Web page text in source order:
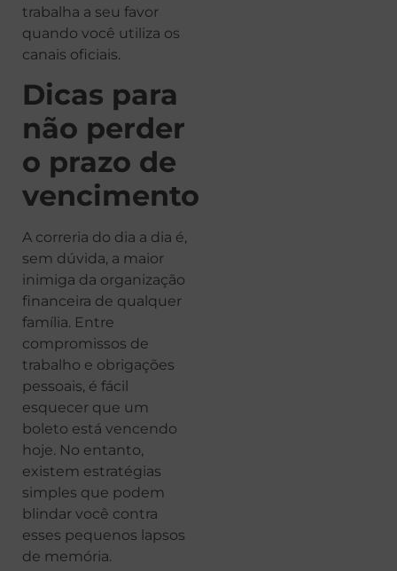
trabalha a seu favor
quando você utiliza os
canais oficiais.
Dicas para
não perder
o prazo de
vencimento
A correria do dia a dia é,
sem dúvida, a maior
inimiga da organização
financeira de qualquer
família. Entre
compromissos de
trabalho e obrigações
pessoais, é fácil
esquecer que um
boleto está vencendo
hoje. No entanto,
existem estratégias
simples que podem
blindar você contra
esses pequenos lapsos
de memória.